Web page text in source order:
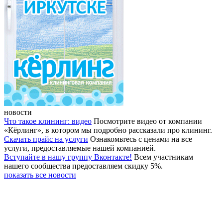
новости
Что такое клининг: видео Посмотрите видео от компании
«Кёрлинг», в котором мы подробно рассказали про клининг.
Скачать прайс на услуги Ознакомьтесь с ценами на все
услуги, предоставляемые нашей компанией.
Вступайте в нашу группу Вконтакте! Всем участникам
нашего сообщества предоставляем скидку 5%.
показать все новости